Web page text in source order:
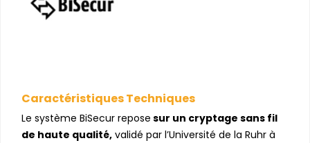
Caractéristiques Techniques
Le système BiSecur repose sur un cryptage sans fil
de haute qualité, validé par l’Université de la Ruhr à